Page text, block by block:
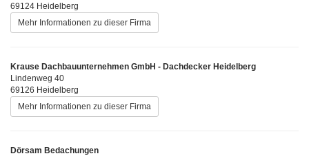
69124 Heidelberg
Mehr Informationen zu dieser Firma
Krause Dachbauunternehmen GmbH - Dachdecker Heidelberg
Lindenweg 40
69126 Heidelberg
Mehr Informationen zu dieser Firma
Dörsam Bedachungen